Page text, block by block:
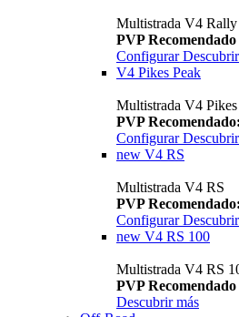
Multistrada V4 Rally
PVP Recomendado
Configurar
V4 Pikes Peak
Multistrada V4 Pikes
PVP
Configurar
new V4 RS
Multistrada V4 RS
PVP
Configurar
new V4 RS 100
Multistrada V4 RS
PVP Recomendado
Descubrir más